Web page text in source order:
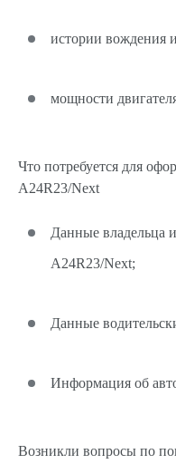
истории вождения
мощности
Что потребуется для
A24R23/Next
Данные владельца
A24R23/Next;
Данные
Информация об
Возникли вопросы по